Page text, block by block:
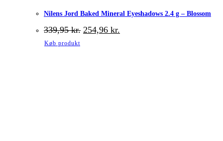
Nilens Jord Baked Mineral Eyeshadows 2.4 g – Blossom
339,95kr. Den
oprindelige
254,96 kr.
Køb produkt